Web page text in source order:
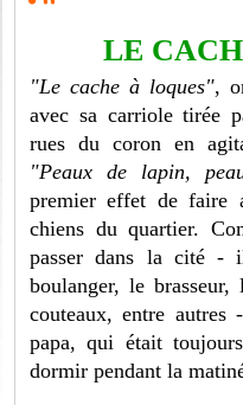
LE
"Le cache à loques",
avec sa carriole tirée
rues du coron en
"Peaux de lapin,
premier effet de faire
chiens du quartier.
passer dans la cité
boulanger, le brasseur,
couteaux, entre autres
papa, qui était
dormir pendant la